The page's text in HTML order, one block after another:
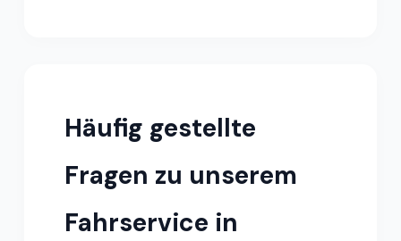
Häufig gestellte
Fragen zu unserem
Fahrservice in